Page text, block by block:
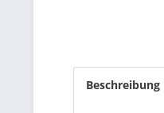
Beschreibung